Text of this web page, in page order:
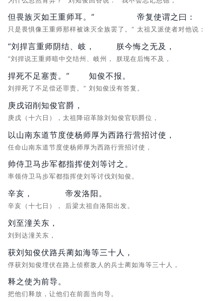
但畏族灭如王重师耳。”
只是畏惧像王重师那样被诛灭全族罢了。”
帝复使谓之曰：
太祖又派使者对他说：
“刘捍言重师阴结、岐，
“刘捍说王重师暗中交结州、岐州，
朕今悔之无及，
朕现在后悔不及，
捍死不足塞责。”
刘捍死了不足偿还罪责。”
知俊不报。
刘知俊没有答复。
庚戌诏削知俊官爵，
庚戌（十六日），太祖降诏革除刘知俊官职爵位，
以山南东道节度使杨师厚为西路行营招讨使，
任命山南东道节度使杨师厚为西路行营招讨使，
帅侍卫马步军都指挥使刘等讨之。
率领侍卫马步军都指挥使刘等讨伐刘知俊。
辛亥，
辛亥（十七日），
帝发洛阳。
后梁太祖自洛阳出发。
刘至潼关东，
刘到达潼关东，
获刘知俊伏路兵蔺如海等三十人，
俘获刘知俊埋伏在路上侦察敌人的兵士蔺如海等三十人，
释之使为前导。
把他们释放，让他们在前面当向导。